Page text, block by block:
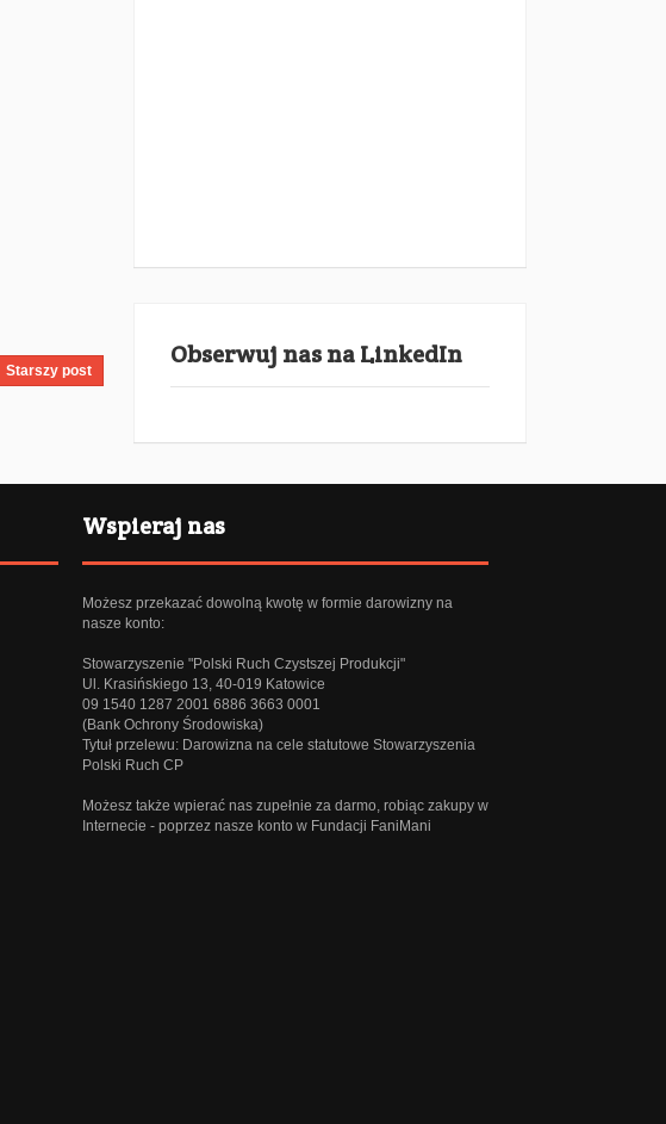
Starszy post
Obserwuj nas na LinkedIn
Wspieraj nas
Możesz przekazać dowolną kwotę w formie darowizny na
nasze konto:
Stowarzyszenie "Polski Ruch Czystszej Produkcji"
Ul. Krasińskiego 13, 40-019 Katowice
09 1540 1287 2001 6886 3663 0001
(Bank Ochrony Środowiska)
Tytuł przelewu: Darowizna na cele statutowe Stowarzyszenia
Polski Ruch CP
Możesz także wpierać nas zupełnie za darmo, robiąc zakupy w
Internecie - poprzez nasze konto w Fundacji FaniMani